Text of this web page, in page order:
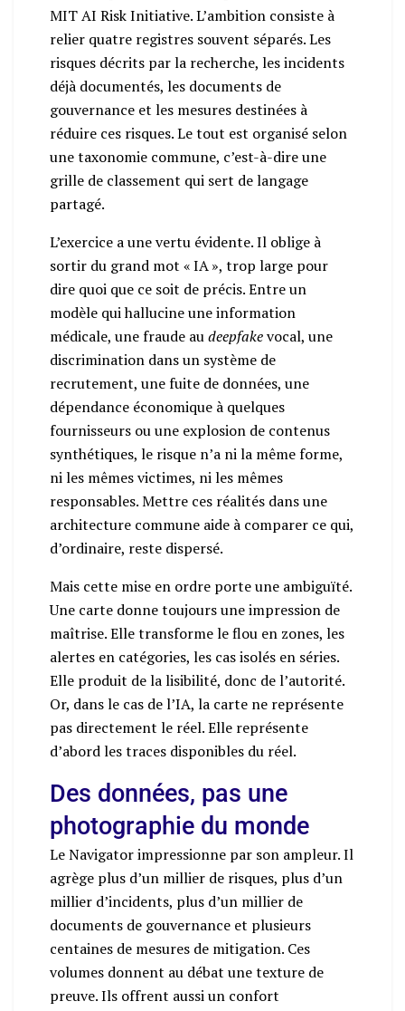
MIT AI Risk Initiative. L’ambition consiste à
relier quatre registres souvent séparés. Les
risques décrits par la recherche, les incidents
déjà documentés, les documents de
gouvernance et les mesures destinées à
réduire ces risques. Le tout est organisé selon
une taxonomie commune, c’est-à-dire une
grille de classement qui sert de langage
partagé.
L’exercice a une vertu évidente. Il oblige à
sortir du grand mot « IA », trop large pour
dire quoi que ce soit de précis. Entre un
modèle qui hallucine une information
médicale, une fraude audeepfakevocal, une
discrimination dans un système de
recrutement, une fuite de données, une
dépendance économique à quelques
fournisseurs ou une explosion de contenus
synthétiques, le risque n’a ni la même forme,
ni les mêmes victimes, ni les mêmes
responsables. Mettre ces réalités dans une
architecture commune aide à comparer ce qui,
d’ordinaire, reste dispersé.
Mais cette mise en ordre porte une ambiguïté.
Une carte donne toujours une impression de
maîtrise. Elle transforme le flou en zones, les
alertes en catégories, les cas isolés en séries.
Elle produit de la lisibilité, donc de l’autorité.
Or, dans le cas de l’IA, la carte ne représente
pas directement le réel. Elle représente
d’abord les traces disponibles du réel.
Des données, pas une
photographie du monde
Le Navigator impressionne par son ampleur. Il
agrège plus d’un millier de risques, plus d’un
millier d’incidents, plus d’un millier de
documents de gouvernance et plusieurs
centaines de mesures de mitigation. Ces
volumes donnent au débat une texture de
preuve. Ils offrent aussi un confort